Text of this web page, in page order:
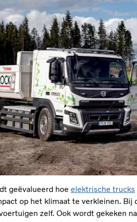
geëvalueerd hoe elektrische trucks
op het klimaat te verkleinen. Bij
zelf. Ook wordt gekeken